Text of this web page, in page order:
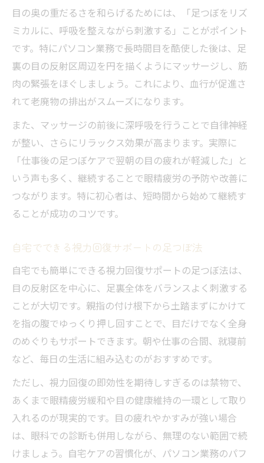
目の奥の重だるさを和らげるためには、「足つぼをリズ
ミカルに、呼吸を整えながら刺激する」ことがポイント
です。特にパソコン業務で長時間目を酷使した後は、足
裏の目の反射区周辺を円を描くようにマッサージし、筋
肉の緊張をほぐしましょう。これにより、血行が促進さ
れて老廃物の排出がスムーズになります。
また、マッサージの前後に深呼吸を行うことで自律神経
が整い、さらにリラックス効果が高まります。実際に
「仕事後の足つぼケアで翌朝の目の疲れが軽減した」と
いう声も多く、継続することで眼精疲労の予防や改善に
つながります。特に初心者は、短時間から始めて継続す
ることが成功のコツです。
自宅でできる視力回復サポートの足つぼ法
自宅でも簡単にできる視力回復サポートの足つぼ法は、
目の反射区を中心に、足裏全体をバランスよく刺激する
ことが大切です。親指の付け根下から土踏まずにかけて
を指の腹でゆっくり押し回すことで、目だけでなく全身
のめぐりもサポートできます。朝や仕事の合間、就寝前
など、毎日の生活に組み込むのがおすすめです。
ただし、視力回復の即効性を期待しすぎるのは禁物で、
あくまで眼精疲労緩和や目の健康維持の一環として取り
入れるのが現実的です。目の疲れやかすみが強い場合
は、眼科での診断も併用しながら、無理のない範囲で続
けましょう。自宅ケアの習慣化が、パソコン業務のパフ